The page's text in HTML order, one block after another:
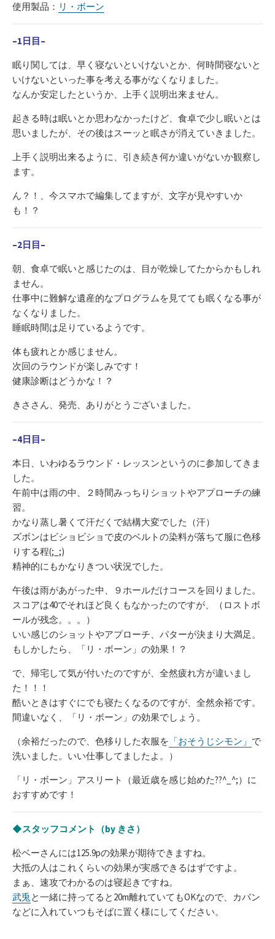
使用製品： リ・ボーン
–1日目–
眠り関しては、早く寝ないといけないとか、何時間寝ないと
いけないといった事を考える事がなくなりました。
なんか安定したというか、上手く説明出来ません。
起きる時は眠いとか思わなかったけど、食卓で少し眠いとは
思いましたが、その後はスーッと眠さが消えていきました。
上手く説明出来るように、引き続き何か違いがないか観察し
ます。
ん？！、今スマホで編集してますが、文字が見やすいか
も！？
–2日目–
朝、食卓で眠いと感じたのは、目が乾燥してたからかもしれ
ません。
仕事中に難解な遺産的なプログラムを見てても眠くなる事が
なくなりました。
睡眠時間は足りているようです。
体も疲れとか感じません。
次回のラウンドが楽しみです！
健康診断はどうかな！？
きささん、発売、ありがとうございました。
–4日目–
本日、いわゆるラウンド・レッスンというのに参加してきま
した。
午前中は雨の中、２時間みっちりショットやアプローチの練
習。
かなり蒸し暑くて汗だくで結構大変でした（汗）
ズボンはビショビショで皮のベルトの染料が落ちて服に色移
りする程(;_;)
精神的にもかなりきつい状況でした。
午後は雨があがった中、９ホールだけコースを回りました。
スコアは40でそれほど良くもなかったのですが、（ロストボ
ールが残念。。。）
いい感じのショットやアプローチ、パターが決まり大満足。
もしかしたら、「リ・ボーン」の効果！？
で、帰宅して気が付いたのですが、全然疲れ方が違いまし
た！！！
酷いときはすぐにでも寝たくなるのですが、全然余裕です。
間違いなく、「リ・ボーン」の効果でしょう。
（余裕だったので、色移りした衣服を 「おそうじシモン」 で
洗いました。いい仕事してましたよ。）
「リ・ボーン」アスリート（最近歳を感じ始めた??^_^;）に
おすすめです！
◆スタッフコメント（by きさ）
松ベーさんには125.9pの効果が期待できますね。
大抵の人はこれくらいの効果が実感できるはずですよ。
まぁ、速攻でわかるのは寝起きですね。
武兎と一緒に持ってると20m離れていてもOKなので、カバン
などに入れていつもそばに置く様にしてください。